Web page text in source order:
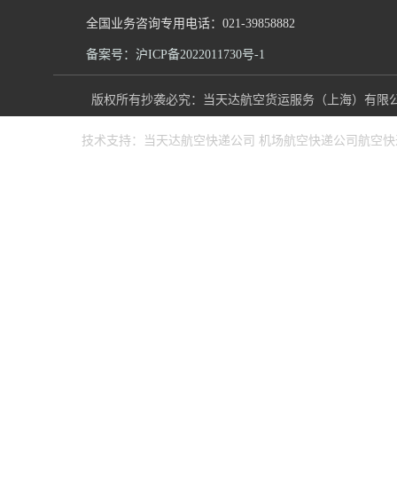
全国业务咨询专用电话：021-39858882
备案号：沪ICP备2022011730号-1
版权所有抄袭必究：当天达航空货运服务（上海）有限
技术支持： 当天达航空快递公司 机场航空快递公司 航空